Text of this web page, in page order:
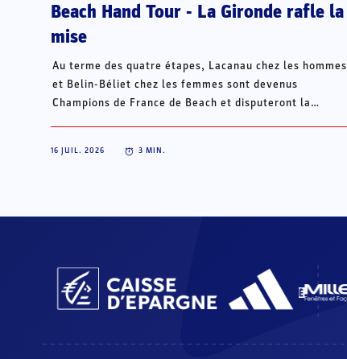
Beach Hand Tour - La Gironde rafle la
mise
Au terme des quatre étapes, Lacanau chez les hommes
et Belin-Béliet chez les femmes sont devenus
Champions de France de Beach et disputeront la
16 JUIL. 2026 3 MIN.